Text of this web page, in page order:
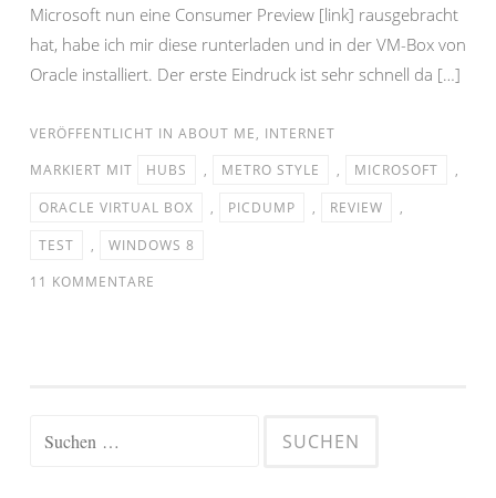
Microsoft nun eine Consumer Preview [link] rausgebracht
hat, habe ich mir diese runterladen und in der VM-Box von
Oracle installiert. Der erste Eindruck ist sehr schnell da […]
VERÖFFENTLICHT IN ABOUT ME, INTERNET
MARKIERT MIT
HUBS , METRO STYLE , MICROSOFT
,
ORACLE VIRTUAL BOX
, PICDUMP , REVIEW
,
TEST
,
WINDOWS 8
11 KOMMENTARE
Suchen